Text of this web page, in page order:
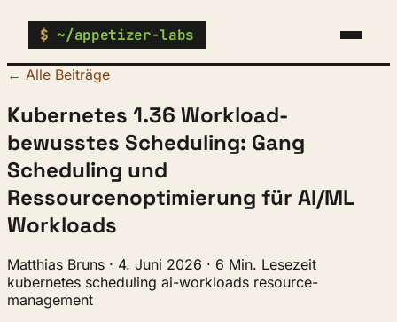
$ ~/appetizer-labs
← Alle Beiträge
Kubernetes 1.36 Workload-
bewusstes Scheduling: Gang
Scheduling und
Ressourcenoptimierung für AI/ML
Workloads
Matthias Bruns · 4. Juni 2026 · 6 Min. Lesezeit
kubernetes scheduling ai-workloads resource-
management